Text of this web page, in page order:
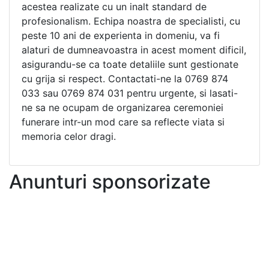
acestea realizate cu un inalt standard de
profesionalism. Echipa noastra de specialisti, cu
peste 10 ani de experienta in domeniu, va fi
alaturi de dumneavoastra in acest moment dificil,
asigurandu-se ca toate detaliile sunt gestionate
cu grija si respect. Contactati-ne la 0769 874
033 sau 0769 874 031 pentru urgente, si lasati-
ne sa ne ocupam de organizarea ceremoniei
funerare intr-un mod care sa reflecte viata si
memoria celor dragi.
Anunturi sponsorizate